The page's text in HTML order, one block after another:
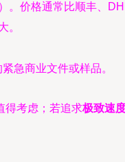
。价格通常比顺丰、
。
急商业文件或样品。
得考虑；若追求极致速